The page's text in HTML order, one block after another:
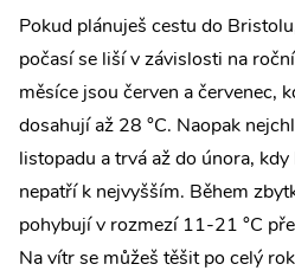
Pokud plánuješ cestu do
počasí se liší v závislosti na
měsíce jsou červen a červenec,
dosahují až 28 °C. Naopak
listopadu a trvá až do února,
nepatří k nejvyšším. Během
pohybují v rozmezí 11-21 °C
Na vítr se můžeš těšit po celý